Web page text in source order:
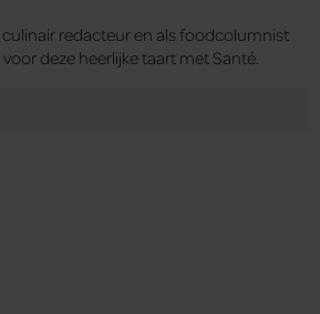
culinair redacteur en als foodcolumnist
deze heerlijke taart met Santé.